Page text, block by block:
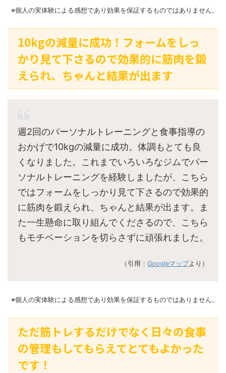
※個人の実体験による感想であり効果を保証するものではありません。
10kgの減量に成功！フォームをしっ
かり見て下さるので効果的に筋肉を鍛
えられ、ちゃんと結果が出ます
週2回のパーソナルトレーニングと食事指導の
おかげで10kgの減量に成功。体調もとても良
くなりました。これまでいろいろなジムでパー
ソナルトレーニングを経験しましたが、こちら
ではフォームをしっかり見て下さるので効果的
に筋肉を鍛えられ、ちゃんと結果が出ます。ま
た一生懸命に取り組んでくださるので、こちら
もモチベーションを切らさずに頑張れました。
（引用： Googleマップより）
※個人の実体験による感想であり効果を保証するものではありません。
ただ筋トレするだけでなく日々の食事
の管理もしてもらえてとてもよかった
です！